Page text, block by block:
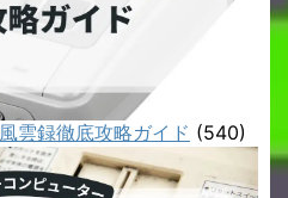
雲録徹底攻略ガイド (540)